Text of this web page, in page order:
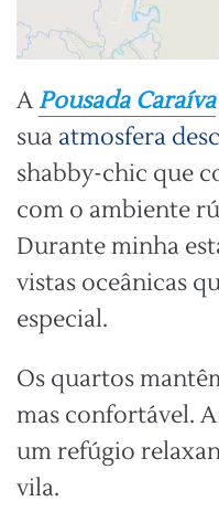
APousada Caraíva
sua atmosfera
shabby-chic que
com o ambiente
Durante minha
vistas oceânicas
especial.
Os quartos
mas confortável.
um refúgio
vila.